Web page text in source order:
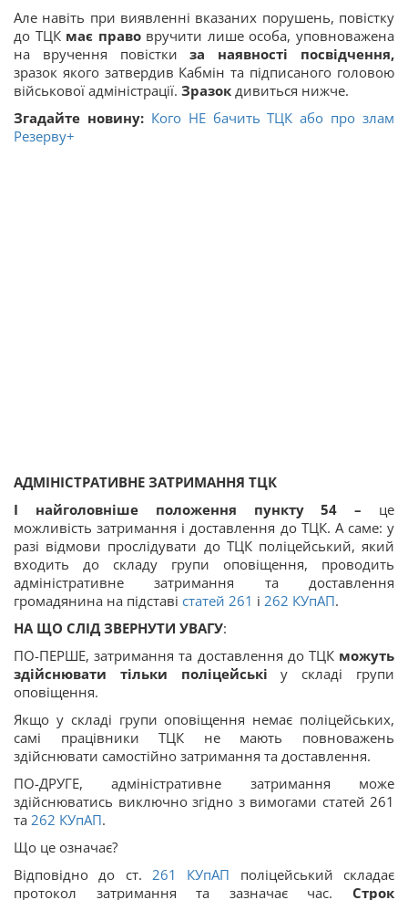
Але навіть при виявленні вказаних порушень, повістку
до ТЦК має правовручити лише особа, уповноважена
на вручення повісткиза наявності посвідчення,
зразок якого затвердив Кабмін та підписаного головою
військової адміністрації. Зразок дивиться нижче.
Згадайте новину: Кого НЕ бачить ТЦК або про злам
Резерву+
АДМІНІСТРАТИВНЕ ЗАТРИМАННЯ ТЦК
І найголовніше положення пункту 54 – це
можливість затримання і доставлення до ТЦК. А саме: у
разі відмови прослідувати до ТЦК поліцейський, який
входить до складу групи оповіщення, проводить
адміністративне затримання та доставлення
громадянина на підставі статей 261 і 262 КУпАП.
НА ЩО СЛІД ЗВЕРНУТИ УВАГУ:
ПО-ПЕРШЕ, затримання та доставлення до ТЦК можуть
здійснювати тільки поліцейські у складі групи
оповіщення.
Якщо у складі групи оповіщення немає поліцейських,
самі працівники ТЦК не мають повноважень
здійснювати самостійно затримання та доставлення.
ПО-ДРУГЕ, адміністративне затримання може
здійснюватись виключно згідно з вимогами статей 261
та 262 КУпАП.
Що це означає?
Відповідно до ст. 261 КУпАП поліцейський складає
протокол затримання та зазначає час. Строк